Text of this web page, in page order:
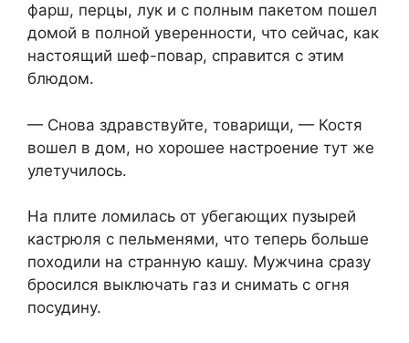
фарш, перцы, лук и с полным пакетом пошел
домой в полной уверенности, что сейчас, как
настоящий шеф-повар, справится с этим
блюдом.
— Снова здравствуйте, товарищи, — Костя
вошел в дом, но хорошее настроение тут же
улетучилось.
На плите ломилась от убегающих пузырей
кастрюля с пельменями, что теперь больше
походили на странную кашу. Мужчина сразу
бросился выключать газ и снимать с огня
посудину.